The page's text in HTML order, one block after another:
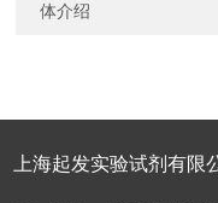
体介绍
上海起发实验试剂有限